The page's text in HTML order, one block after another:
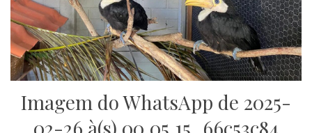
Imagem do WhatsApp de 2025-